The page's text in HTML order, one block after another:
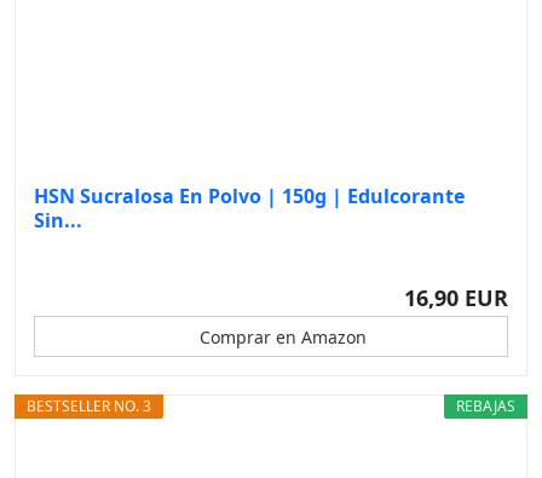
HSN Sucralosa En Polvo | 150g | Edulcorante
Sin...
16,90 EUR
Comprar en Amazon
REBAJAS
BESTSELLER NO. 3